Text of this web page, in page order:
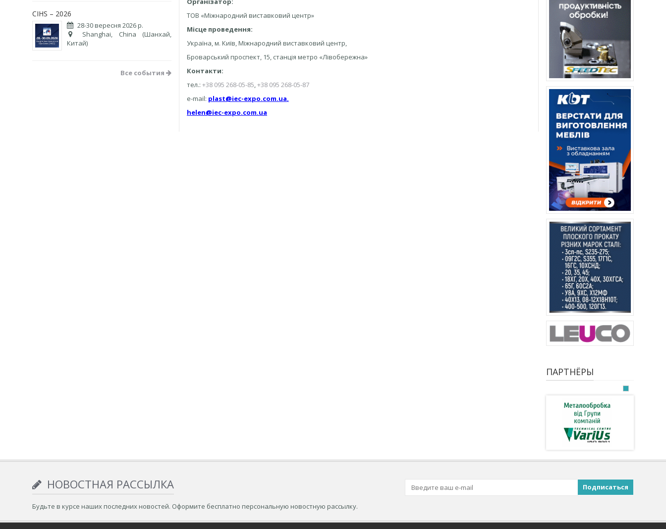
CIHS – 2026
28-30 вересня 2026 р.
Shanghai, China (Шанхай,
Китай)
Все события
ТОВ «Міжнародний виставковий центр»
Місце проведення:
Україна, м. Київ, Міжнародний виставковий центр,
Броварський проспект, 15, станція метро «Лівобережна»
Контакти:
тел.: +38 095 268-05-85,+38 095 268-05-87
e-mail: plast@iec-expo.com.ua,
helen@iec-expo.com.ua
ПАРТНЁРЫ
НОВОСТНАЯ РАССЫЛКА
Будьте в курсе наших последних новостей. Оформите бесплатно персональную новостную рассылку.